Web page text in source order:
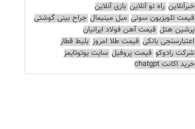
خبرآنلاین راه نو آنلاین بازی آنلاین
قیمت تلویزیون سونی مبل مینیمال جراح بینی گوشتی
پرشین هتل قیمت آهن فولاد ایرانیان
اعتبارسنجی بانکی قیمت طلا امروز بلیط قطار
شرکت رادوکو قیمت پروفیل سایت یوتوتایمز
خرید اکانت chatgpt